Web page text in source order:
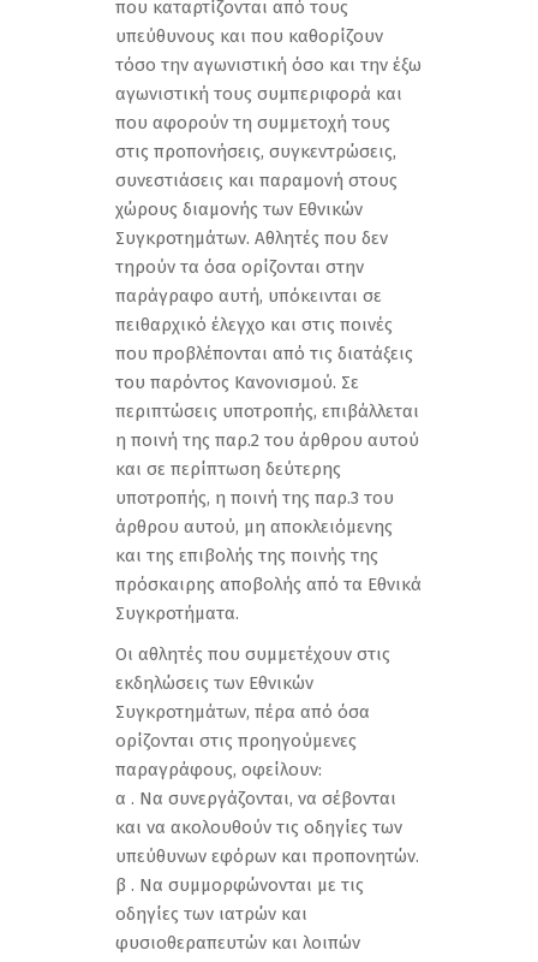
που καταρτίζονται από τους
υπεύθυνους και που καθορίζουν
τόσο την αγωνιστική όσο και την έξω
αγωνιστική τους συμπεριφορά και
που αφορούν τη συμμετοχή τους
στις προπονήσεις, συγκεντρώσεις,
συνεστιάσεις και παραμονή στους
χώρους διαμονής των Εθνικών
Συγκροτημάτων. Αθλητές που δεν
τηρούν τα όσα ορίζονται στην
παράγραφο αυτή, υπόκεινται σε
πειθαρχικό έλεγχο και στις ποινές
που προβλέπονται από τις διατάξεις
του παρόντος Κανονισμού. Σε
περιπτώσεις υποτροπής, επιβάλλεται
η ποινή της παρ.2 του άρθρου αυτού
και σε περίπτωση δεύτερης
υποτροπής, η ποινή της παρ.3 του
άρθρου αυτού, μη αποκλειόμενης
και της επιβολής της ποινής της
πρόσκαιρης αποβολής από τα Εθνικά
Συγκροτήματα.
Οι αθλητές που συμμετέχουν στις
εκδηλώσεις των Εθνικών
Συγκροτημάτων, πέρα από όσα
ορίζονται στις προηγούμενες
παραγράφους, οφείλουν:
α . Να συνεργάζονται, να σέβονται
και να ακολουθούν τις οδηγίες των
υπεύθυνων εφόρων και προπονητών.
β . Να συμμορφώνονται με τις
οδηγίες των ιατρών και
φυσιοθεραπευτών και λοιπών